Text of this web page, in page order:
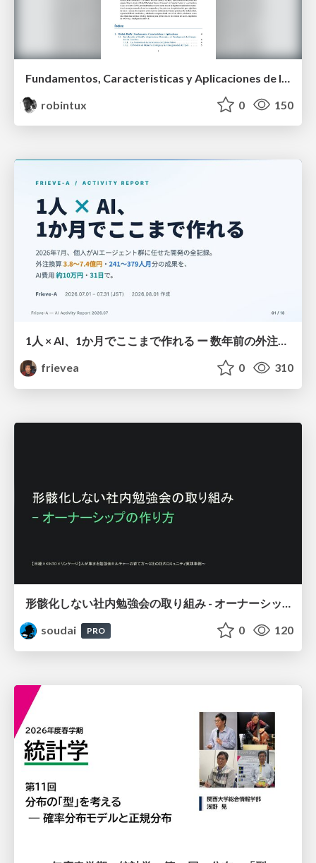
robintux
0 150
1人 × AI、1か月でここまで作れる ー 数年前の外注換算3.8〜7.4億円・241〜379人月分の作業を、AI費用 約10万円・31日で
frievea
0 310
形骸化しない社内勉強会の取り組み - オーナーシップの作り方 / In-house study session
soudai
PRO 0 120